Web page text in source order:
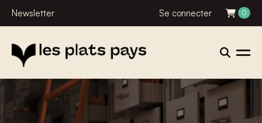
Newsletter Se connecter 0